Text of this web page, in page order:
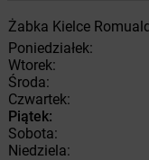
Żabka Kielce
Poniedziałek:
Wtorek:
Środa:
Czwartek:
Piątek:
Sobota:
Niedziela: